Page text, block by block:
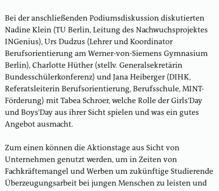
Bei der anschließenden Podiumsdiskussion diskutierten
Nadine Klein (TU Berlin, Leitung des Nachwuchsprojektes
INGenius), Urs Dudzus (Lehrer und Koordinator
Berufsorientierung am Werner-von-Siemens Gymnasium
Berlin), Charlotte Hüther (stellv. Generalsekretärin
Bundesschülerkonferenz) und Jana Heiberger (DIHK,
Referatsleiterin Berufsorientierung, Berufsschule, MINT-
Förderung) mit Tabea Schroer, welche Rolle der Girls'Day
und Boys'Day aus ihrer Sicht spielen und was ein gutes
Angebot ausmacht.
Zum einen können die Aktionstage aus Sicht von
Unternehmen genutzt werden, um in Zeiten von
Fachkräftemangel und Werben um zukünftige Studierende
Überzeugungsarbeit bei jungen Menschen zu leisten und